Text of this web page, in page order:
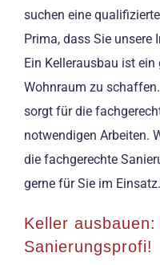
suchen eine
Prima, dass Sie unsere
Ein Kellerausbau ist ein
Wohnraum zu
sorgt für die
notwendigen Arbeiten.
die fachgerechte
gerne für Sie im Einsatz.
Keller
Sanierungsprofi!